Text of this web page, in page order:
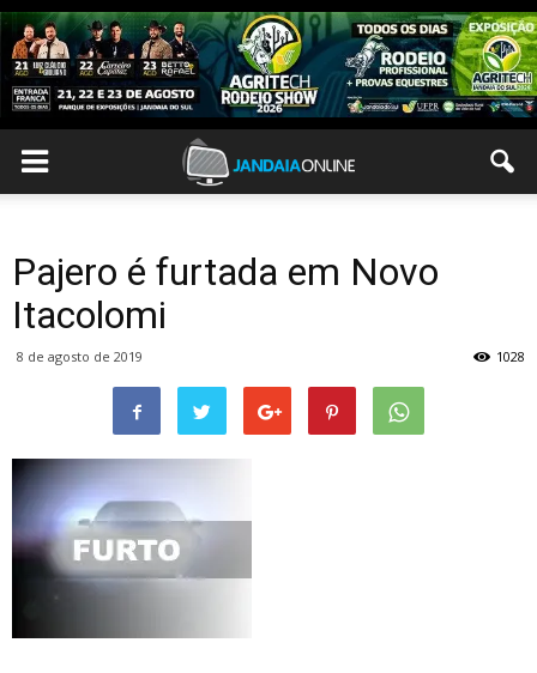
Pajero é furtada em Novo
Itacolomi
8 de agosto de 2019 1028